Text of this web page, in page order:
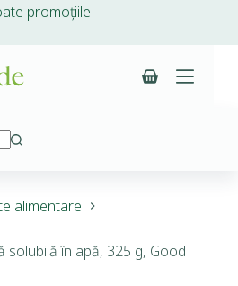
promoțiile
alimentare
solubilă în apă, 325 g, Good